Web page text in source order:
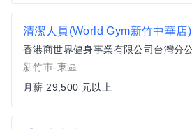
清潔人員(World Gym新竹中華店)
香港商世界健身事業有限公司台灣分
新竹市-東區
月薪 29,500 元以上